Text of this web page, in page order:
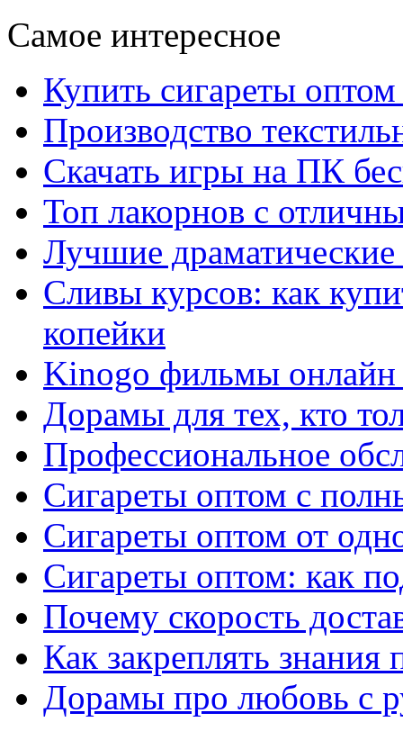
Самое интересное
Купить сигареты
Производство
Скачать игры на ПК
Топ лакорнов с
Лучшие
Сливы курсов: как
копейки
Kinogo фильмы онлайн
Дорамы для тех, кто
Профессиональное
Сигареты оптом с
Сигареты оптом от
Сигареты оптом: как
Почему скорость
Как закреплять знания
Дорамы про любовь с